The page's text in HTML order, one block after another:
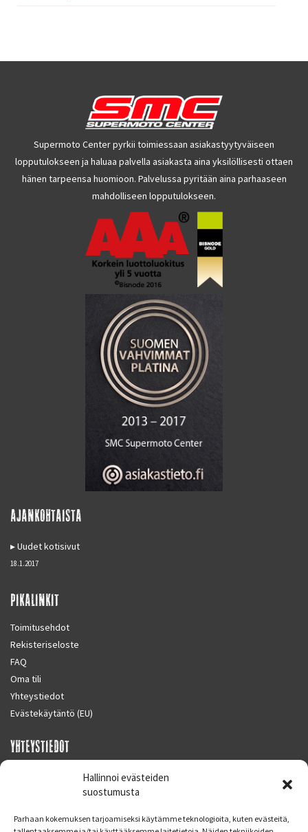
Hallinnoi evästeiden
suostumusta
Parhaan kokemuksen tarjoamiseksi käytämme teknologioita, kuten evästeitä,
Supermoto Center pyrkii toimiessaan asiakastyytyväiseen
lopputulokseen ja haluaa palvella asiakasta aina yksilöllisesti ottaen
hänen tarpeensa huomioon. Palvelussa pyritään aina parhaaseen
mahdolliseen lopputulokseen.
AJANKOHTAISTA
Uudet kotisivut
18.1.2017
PIKALINKIT
Toimitusehdot
Rekisteriseloste
FAQ
Oma tili
Yhteystiedot
Evästekäytäntö (EU)
YHTEYSTIEDOT
SUPERMOTO CENTER
Finland